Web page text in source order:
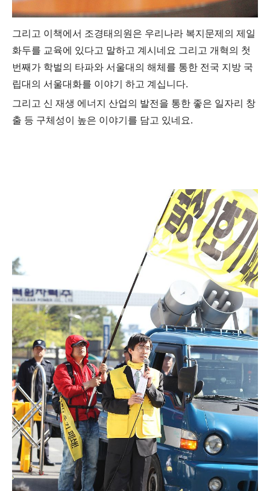
그리고 이책에서 조경태의원은 우리나라 복지문제의 제일
화두를 교육에 있다고 말하고 계시네요 그리고 개혁의 첫
번째가 학벌의 타파와 서울대의 해체를 통한 전국 지방 국
립대의 서울대화를 이야기 하고 계십니다.
그리고 신 재생 에너지 산업의 발전을 통한 좋은 일자리 창
출 등 구체성이 높은 이야기를 담고 있네요.